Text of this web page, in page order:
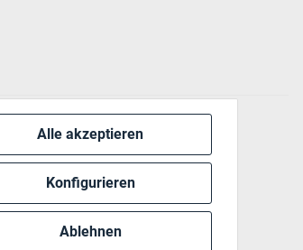
Alle akzeptieren
Konfigurieren
Ablehnen